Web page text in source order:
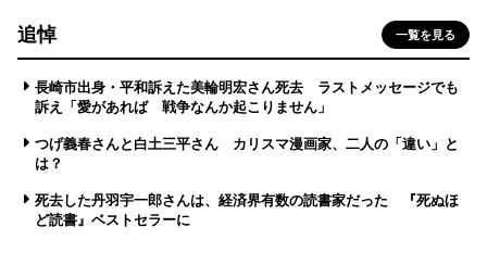
追悼 一覧を見る
長崎市出身・平和訴えた美輪明宏さん死去 ラストメッセージでも
訴え「愛があれば 戦争なんか起こりません」
つげ義春さんと白土三平さん カリスマ漫画家、二人の「違い」と
は？
死去した丹羽宇一郎さんは、経済界有数の読書家だった 『死ぬほ
ど読書』ベストセラーに